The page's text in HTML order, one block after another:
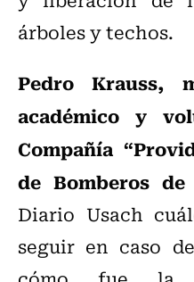
árboles y techos.
Pedro Krauss,
académico y
Compañía
de Bomberos de
Diario Usach
seguir en caso